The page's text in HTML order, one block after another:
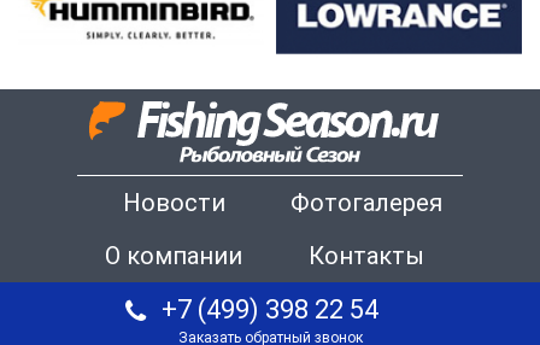
Новости
Фотогалерея
О компании
Контакты
+7 (499) 398 22 54
Заказать обратный звонок